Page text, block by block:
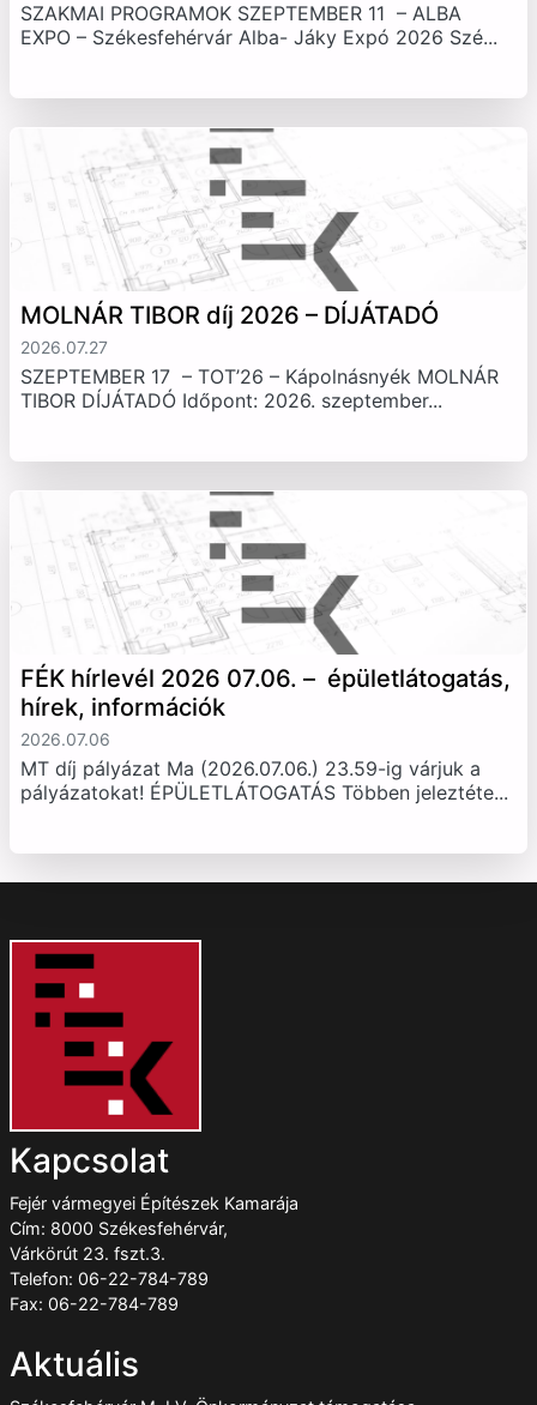
SZAKMAI PROGRAMOK SZEPTEMBER 11 – ALBA
EXPO – Székesfehérvár Alba- Jáky Expó 2026 Szé...
MOLNÁR TIBOR díj 2026 – DÍJÁTADÓ
2026.07.27
SZEPTEMBER 17 – TOT’26 – Kápolnásnyék MOLNÁR
TIBOR DÍJÁTADÓ Időpont: 2026. szeptember...
FÉK hírlevél 2026 07.06. – épületlátogatás,
hírek, információk
2026.07.06
MT díj pályázat Ma (2026.07.06.) 23.59-ig várjuk a
pályázatokat! ÉPÜLETLÁTOGATÁS Többen jeleztéte...
Kapcsolat
Fejér vármegyei Építészek Kamarája
Cím: 8000 Székesfehérvár,
Várkörút 23. fszt.3.
Telefon: 06-22-784-789
Fax: 06-22-784-789
Aktuális